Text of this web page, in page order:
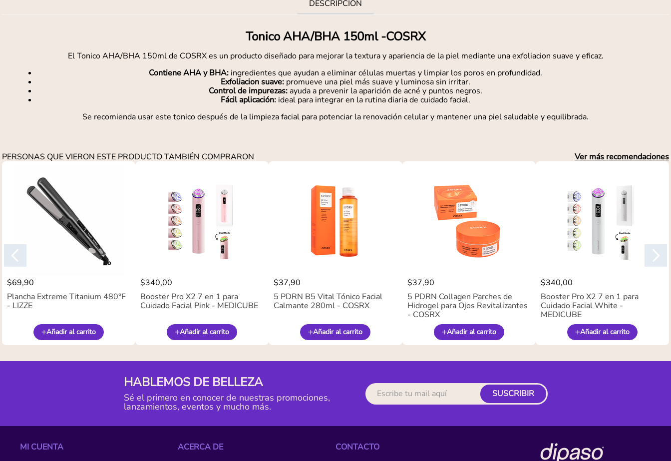
DESCRIPCIÓN
Tonico AHA/BHA 150ml -COSRX
El Tonico AHA/BHA 150ml de COSRX es un producto diseñado para mejorar la textura y apariencia de la piel mediante una exfoliacion suave y eficaz.
Contiene AHA y BHA: ingredientes que ayudan a eliminar células muertas y limpiar los poros en profundidad.
Exfoliacion suave: promueve una piel más suave y luminosa sin irritar.
Control de impurezas: ayuda a prevenir la aparición de acné y puntos negros.
Fácil aplicación: ideal para integrar en la rutina diaria de cuidado facial.
Se recomienda usar este tonico después de la limpieza facial para potenciar la renovación celular y mantener una piel saludable y equilibrada.
PERSONAS QUE VIERON ESTE PRODUCTO TAMBIÉN COMPRARON Ver más recomendaciones
$69,90
Plancha Extreme Titanium 480°F
- LIZZE
Añadir al carrito
$340,00
Booster Pro X2 7 en 1 para
Cuidado Facial Pink - MEDICUBE
Añadir al carrito
$37,90
5 PDRN B5 Vital Tónico Facial
Calmante 280ml - COSRX
Añadir al carrito
$37,90
5 PDRN Collagen Parches de
Hidrogel para Ojos Revitalizantes
- COSRX
Añadir al carrito
$340,00
Booster Pro X2 7 en 1 para
Cuidado Facial White -
MEDICUBE
Añadir al carrito
HABLEMOS DE BELLEZA
Sé el primero en conocer de nuestras promociones,
lanzamientos, eventos y mucho más.
SUSCRIBIR
MI CUENTA ACERCA DE CONTACTO